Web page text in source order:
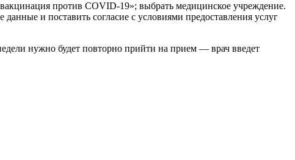
против COVID-19»; выбрать медицинское учреждение.
и поставить согласие с условиями предоставления услуг
нужно будет повторно прийти на прием — врач введет